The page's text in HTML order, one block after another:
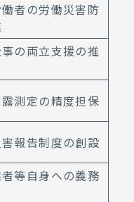
者の労働災害防
の両立支援の推
測定の精度担保
報告制度の創設
等自身への義務